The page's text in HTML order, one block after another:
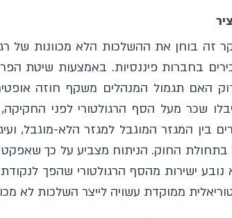
בחברות פיננסיות. באמצעות שיטת
האם תגמול המנהלים משקף חוזה
שכר מעל הסף הרגולטורי לפני
בין המגזר המוגבל למגזר הלא-מוגבל,
בתחולת החוק. הניתוח מצביע על כך שאפקט
נובע ישירות מהסף הרגולטורי שהפך
ממוקדת עשויה לייצר השלכות לא